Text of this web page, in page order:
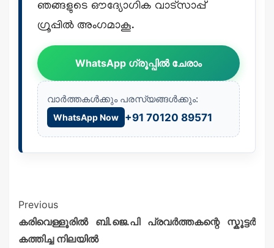
ഞങ്ങളുടെ ഔദ്യോഗിക വാട്സാപ്പ്
ഗ്രൂപ്പിൽ അംഗമാകൂ.
WhatsApp ഗ്രൂപ്പിൽ ചേരാം
വാർത്തകൾക്കും പരസ്യങ്ങൾക്കും:
WhatsApp Now +91 70120 89571
Previous
കരിവെള്ളൂരിൽ ബി.ജെ.പി പ്രവർത്തകന്റെ സ്കൂട്ടർ
കത്തിച്ച നിലയിൽ